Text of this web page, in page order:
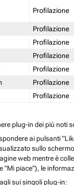
Profilazione
Profilazione
Profilazione
Profilazione
Profilazione
Profilazione
Profilazione
plug-in dei più noti
ai pulsanti
sullo
web mentre è
"Mi piace"), le
sui singoli plug-in: